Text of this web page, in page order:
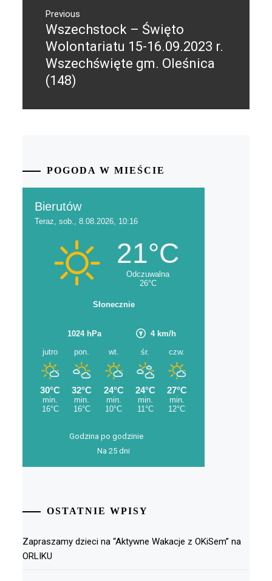
wpisuPrevious
Previous
post:
Wszechstock – Święto
Wolontariatu 15-16.09.2023 r.
Wszechświęte gm. Oleśnica
(148)
POGODA W MIEŚCIE
Godzina po godzinie
Na 25 dni
OSTATNIE WPISY
Zapraszamy dzieci na “Aktywne Wakacje z OKiSem” na
ORLIKU